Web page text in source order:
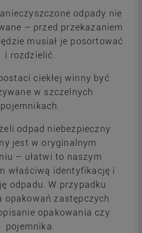
odpady nie
– przed przekazaniem
musiał je posortować
i rozdzielić.
ciekłej winny być
w szczelnych
pojemnikach.
odpad niebezpieczny
jest w oryginalnym
– ułatwi to naszym
właściwą identyfikację i
odpadu. W przypadku
opakowań zastępczych
opakowania czy
pojemnika.